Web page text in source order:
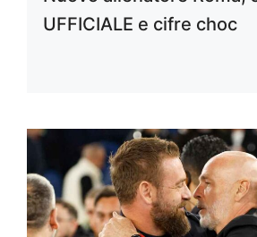
UFFICIALE e cifre choc